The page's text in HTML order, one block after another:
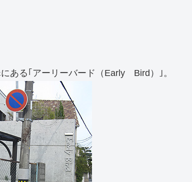
ある｢アーリーバード（Early Bird）｣。